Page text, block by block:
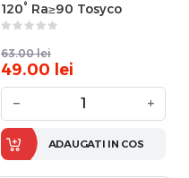
120° Ra≥90 Tosyco
63.00 lei
49.00 lei
− +
ADAUGATI IN COS